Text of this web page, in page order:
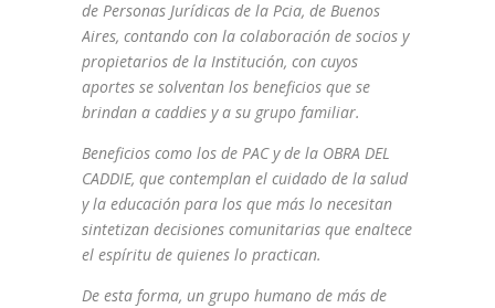
de Personas Jurídicas de la Pcia, de Buenos
Aires, contando con la colaboración de socios y
propietarios de la Institución, con cuyos
aportes se solventan los beneficios que se
brindan a caddies y a su grupo familiar.
Beneficios como los de PAC y de la OBRA DEL
CADDIE, que contemplan el cuidado de la salud
y la educación para los que más lo necesitan
sintetizan decisiones comunitarias que enaltece
el espíritu de quienes lo practican.
De esta forma, un grupo humano de más de